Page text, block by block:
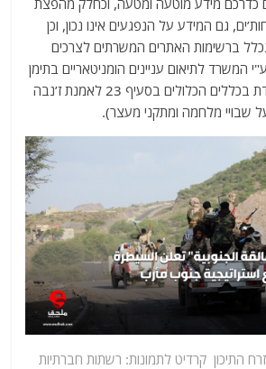
כדרכם מידע מוטעה ומטעה, וכחלק מהפצת
גם המידע על הנפגעים אינו נכון, וכן
ברשימות האתרים המשרתים לצרכים
המשרד לתיאום עניינים הומניטאריים בתימן
(OCHA) ושאינה עומדת בכללים הכלולים בסעיף 23 לאמנת ז’נבה
שבויי מלחמה ומתקני מעצר).
התיכון קרדיט לתמונות: רשתות חברתיות